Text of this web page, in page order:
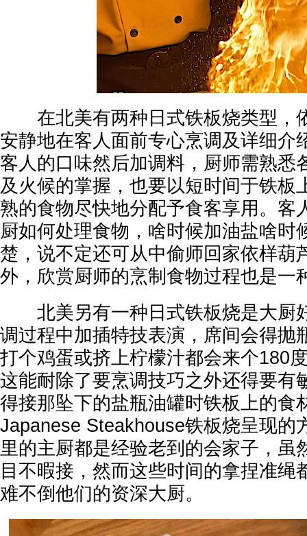
在北美有两种日式铁板烧类型，
安静地在客人面前专心烹调及详细介
客人的口味然后加调料，厨师需熟悉
及火候的掌握，也要以短时间于铁板
熟的食物尽快地分配予食客享用。客
厨如何处理食物，啥时候加油盐啥时
楚，说不定还可从中偷师回家依样葫
外，欣赏厨师的烹制食物过程也是一
北美另有一种日式铁板烧是大厨
调过程中加插特技表演，席间会得抛
打个鸡蛋或挤上柠檬汁都会来个180
这能耐除了要烹调技巧之外还得要有
得接那坠下的盐瓶油罐时铁板上的食
Japanese Steakhouse铁板烧呈现的
里的主厨都是经验老到的会家子，虽
目不暇接，然而这些时间的拿捏准绳
难不倒他们的资深大厨。